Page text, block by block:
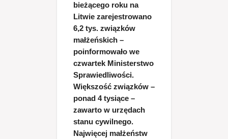
bieżącego roku na
Litwie zarejestrowano
6,2 tys. związków
małżeńskich –
poinformowało we
czwartek Ministerstwo
Sprawiedliwości.
Większość związków –
ponad 4 tysiące –
zawarto w urzędach
stanu cywilnego.
Najwięcej małżeństw